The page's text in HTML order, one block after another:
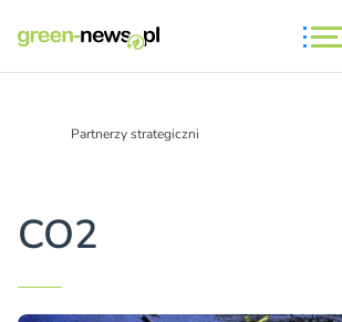
Partnerzy strategiczni
CO2